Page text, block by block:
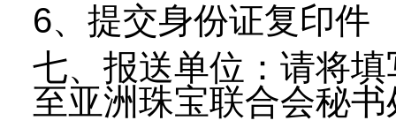
6、提交身份证复印件
七、报送单位：请将
至亚洲珠宝联合会秘